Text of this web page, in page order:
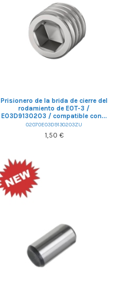
Prisionero de la brida de cierre del
rodamiento de EOT-3 /
E03D9130203 / compatible con...
02070E03D9130203ZU
1,50 €